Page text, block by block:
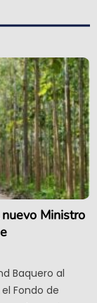
Ministro
Baquero al
Fondo de